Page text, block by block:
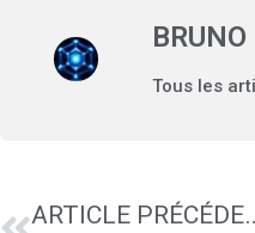
Tous les